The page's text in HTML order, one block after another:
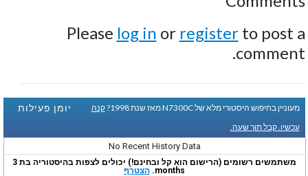
Please log in or registerto post a
comment.
יומן פעילות מעוניין בחיפוש היסטורי מלא של N7300C מאז שנת 1998?
קנה
עכשיו. קבל תוך שעה.
No Recent History Data
משתמשים רשומים (הרישום הוא קל ובחינם!) יכולים לצפות בהיסטוריה בת 3
months. הצטרף